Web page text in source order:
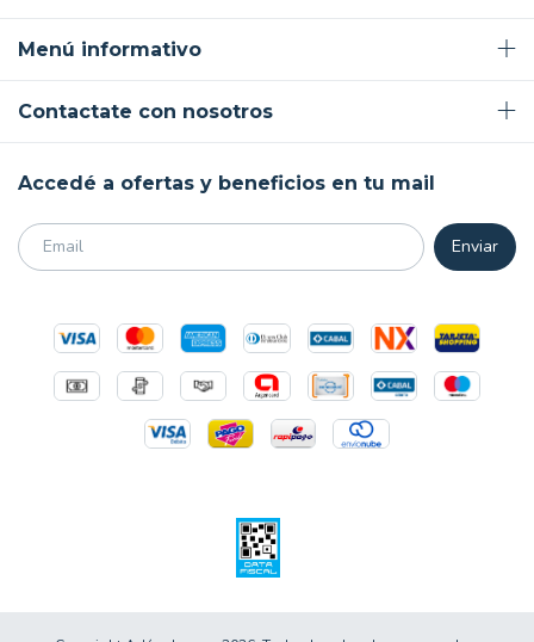
Menú informativo
Contactate con nosotros
Accedé a ofertas y beneficios en tu mail